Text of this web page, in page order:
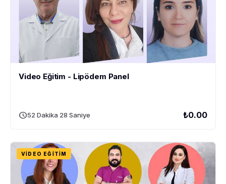
Video Eğitim - Lipödem Panel
schedule52 Dakika 28 Saniye ₺0.00
VIDEO EĞITIM